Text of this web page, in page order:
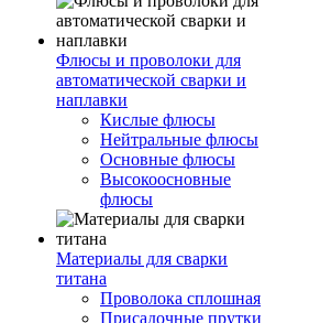
Флюсы и проволоки для
автоматической сварки и
наплавки
Кислые флюсы
Нейтральные флюсы
Основные флюсы
Высокоосновные
флюсы
Материалы для сварки
титана
Проволока сплошная
Присадочные прутки